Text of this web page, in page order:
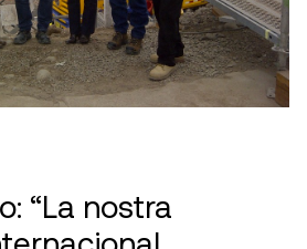
“La nostra